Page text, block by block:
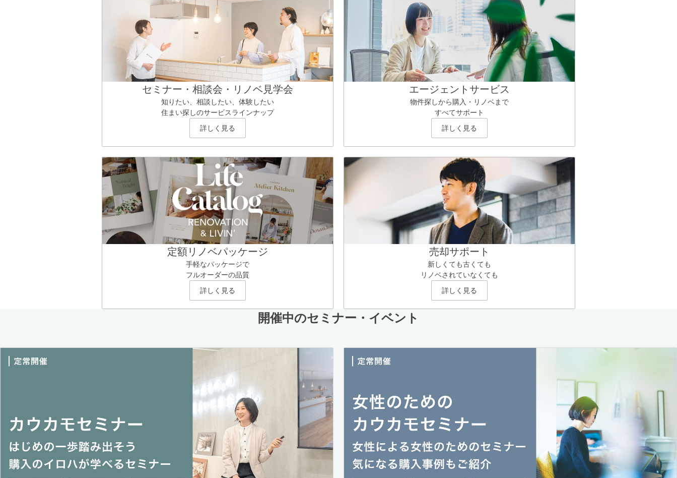
セミナー・相談会・リノベ見学会
知りたい、相談したい、体験したい
住まい探しのサービスラインナップ
詳しく見る
エージェントサービス
物件探しから購入・リノベまで
すべてサポート
詳しく見る
定額リノベパッケージ
手軽なパッケージで
フルオーダーの品質
詳しく見る
売却サポート
新しくても古くても
リノベされていなくても
詳しく見る
開催中のセミナー・イベント